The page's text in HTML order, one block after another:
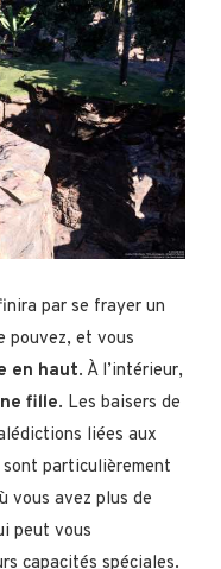
par se frayer un
pouvez, et vous
en haut. À l’intérieur,
fille. Les baisers de
liées aux
particulièrement
vous avez plus de
peut vous
capacités spéciales.